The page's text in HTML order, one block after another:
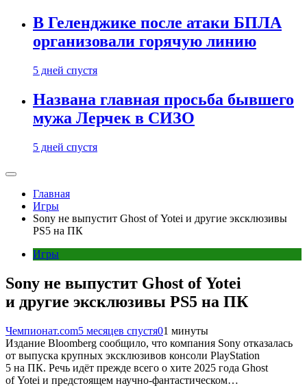
В Геленджике после атаки БПЛА
организовали горячую линию
5 дней спустя
Названа главная просьба бывшего
мужа Лерчек в СИЗО
5 дней спустя
Главная
Игры
Sony не выпустит Ghost of Yotei и другие эксклюзивы
PS5 на ПК
Игры
Sony не выпустит Ghost of Yotei
и другие эксклюзивы PS5 на ПК
Чемпионат.com5 месяцев спустя01 минуты
Издание Bloomberg сообщило, что компания Sony отказалась
от выпуска крупных эксклюзивов консоли PlayStation
5 на ПК. Речь идёт прежде всего о хите 2025 года Ghost
of Yotei и предстоящем научно-фантастическом…